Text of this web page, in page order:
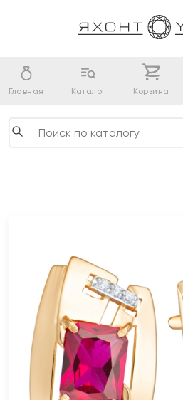
Главная Каталог Корзина